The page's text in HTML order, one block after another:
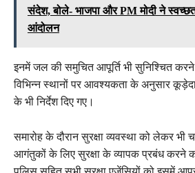
संदेश, बोले- भाजपा और PM मोदी ने
आंदोलन
इनमें जल की समुचित आपूर्ति भी सुनिश्चित
विभिन्न स्थानों पर आवश्यकता के अनुसार
के भी निर्देश दिए गए।
समारोह के दौरान सुरक्षा व्यवस्था को लेकर भी
आगंतुकों के लिए सुरक्षा के व्यापक प्रबंध करने